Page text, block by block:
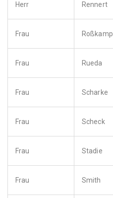
Herr Rennert
Frau Roßkamp
Frau Rueda
Frau Scharke
Frau Scheck
Frau Stadie
Frau Smith